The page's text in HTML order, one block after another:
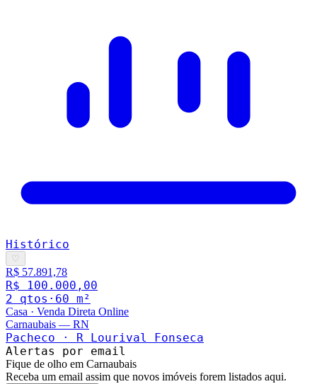
Histórico
♡
R$ 57.891,78
R$ 100.000,00
2 qtos · 60 m²
Casa · Venda Direta Online
Carnaubais — RN
Pacheco · R Lourival Fonseca
Alertas por email
Fique de olho em Carnaubais
Receba um email assim que novos imóveis forem listados aqui.